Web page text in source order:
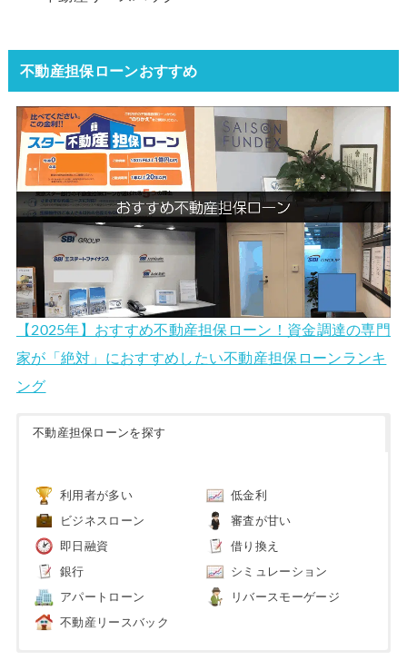
不動産担保ローンおすすめ
【2025年】おすすめ不動産担保ローン！資金調達の専門
家が「絶対」におすすめしたい不動産担保ローンランキ
ング
不動産担保ローンを探す
利用者が多い 低金利
ビジネスローン 審査が甘い
即日融資 借り換え
銀行 シミュレーション
アパートローン リバースモーゲージ
不動産リースバック